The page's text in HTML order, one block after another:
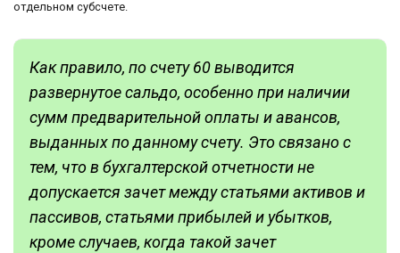
отдельном субсчете.
Как правило, по счету 60 выводится
развернутое сальдо, особенно при наличии
сумм предварительной оплаты и авансов,
выданных по данному счету. Это связано с
тем, что в бухгалтерской отчетности не
допускается зачет между статьями активов и
пассивов, статьями прибылей и убытков,
кроме случаев, когда такой зачет